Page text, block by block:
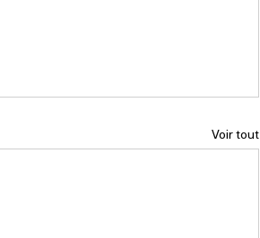
Voir tout